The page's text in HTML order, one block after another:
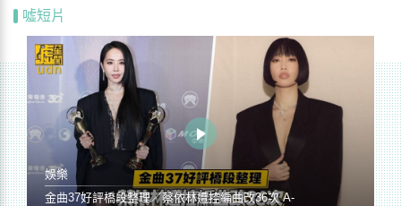
噓短片
娛樂
金曲37好評橋段整理／蔡依林遭控編曲改36次 A-